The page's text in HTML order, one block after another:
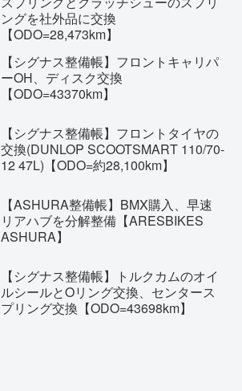
ングを社外品に交換
【ODO=28,473km】
【シグナス整備帳】フロントキャリパ
ーOH、ディスク交換
【ODO=43370km】
【シグナス整備帳】フロントタイヤの
交換(DUNLOP SCOOTSMART 110/70-
12 47L)【ODO=約28,100km】
【ASHURA整備帳】BMX購入、早速
リアハブを分解整備【ARESBIKES
ASHURA】
【シグナス整備帳】トルクカムのオイ
ルシールとOリング交換、センタース
プリング交換【ODO=43698km】